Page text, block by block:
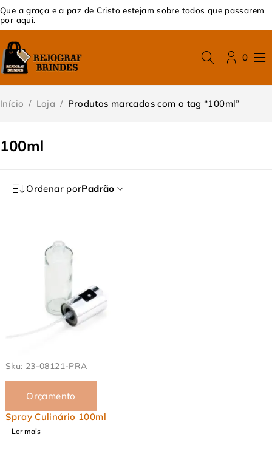
Que a graça e a paz de Cristo estejam sobre todos que passarem
por aqui.
0
100ml
Início / Loja / Produtos marcados com a tag “100ml”
Ordenar porPadrão
Sku: 23-08121-PRA
Orçamento
Spray Culinário 100ml
Ler mais